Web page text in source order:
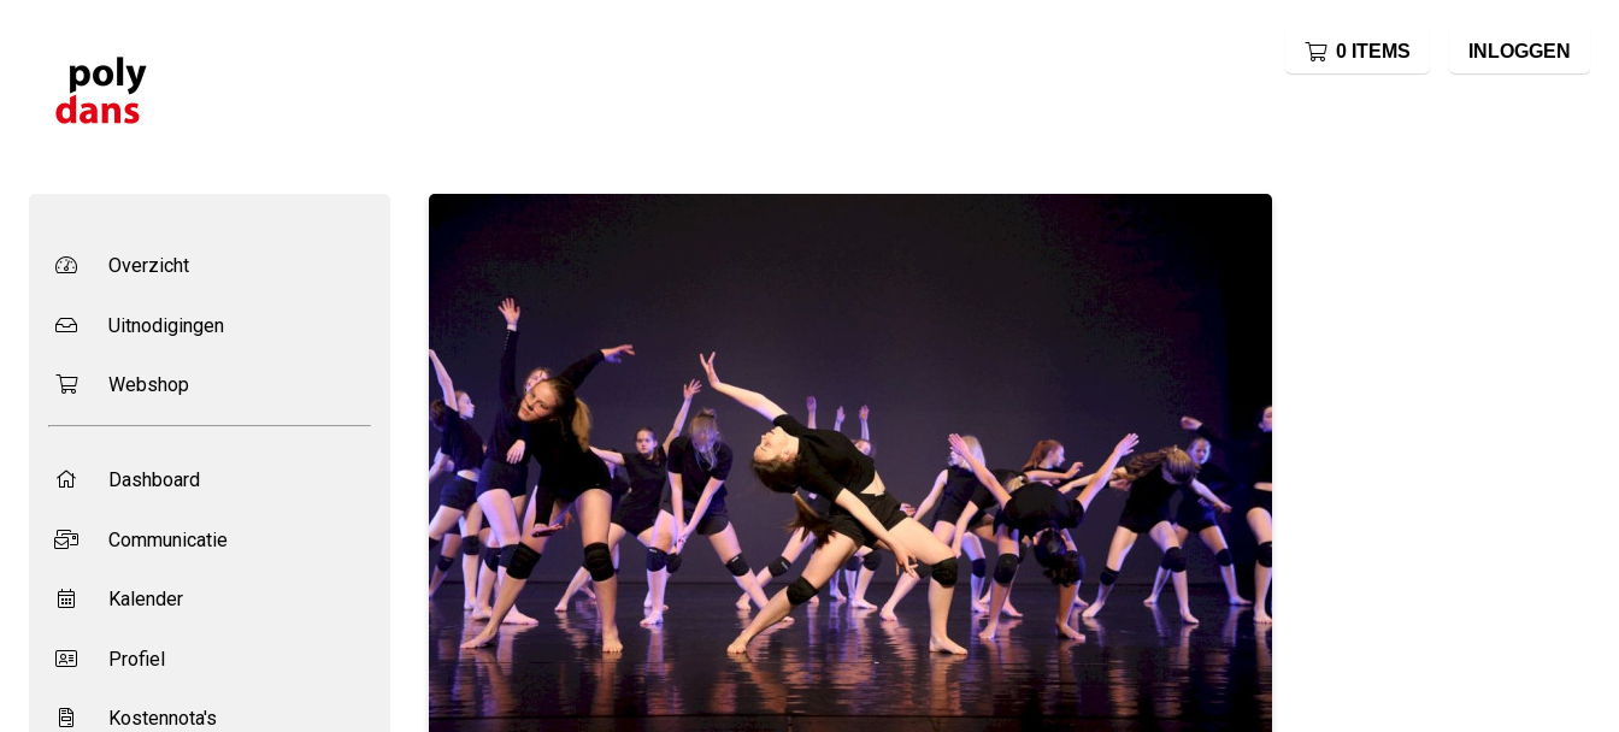
0 ITEMS INLOGGEN
Overzicht
Uitnodigingen
Webshop
Dashboard
Communicatie
Kalender
Profiel
Kostennota's